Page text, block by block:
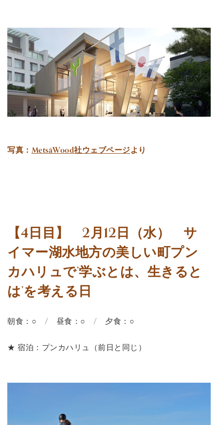
写真：MetsäWood社ウェブページより
【4日目】 2月12日（水） サ
イマー湖水地方の美しい町プン
カハリュで’学ぶとは、生きると
は’を考える日
朝食：○ / 昼食：○ / 夕食：○
★ 宿泊：プンカハリュ（前日と同じ）